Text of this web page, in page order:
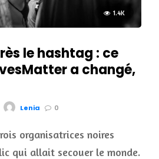
1.4K
le hashtag : ce
a changé,
Lenia 0
organisatrices noires
qui allait secouer le monde.